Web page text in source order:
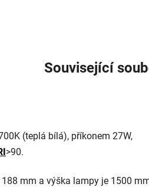
Související
(teplá bílá), příkonem 27W,
>90.
mm a výška lampy je 1500